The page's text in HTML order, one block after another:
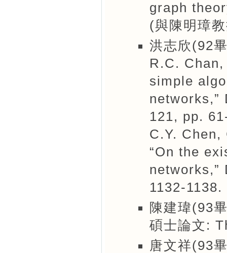
graph
(與陳明璋
洪志欣(92
R.C.
simple
networks,”
121, pp.
C.Y. Chen,
“On the
networks,”
1132-1138.
陳建瑋(93
碩士論文:
唐文祥(93